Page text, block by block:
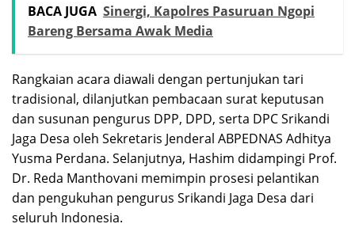
BACA JUGA Sinergi, Kapolres Pasuruan Ngopi
Bareng Bersama Awak Media
Rangkaian acara diawali dengan pertunjukan tari
tradisional, dilanjutkan pembacaan surat keputusan
dan susunan pengurus DPP, DPD, serta DPC Srikandi
Jaga Desa oleh Sekretaris Jenderal ABPEDNAS Adhitya
Yusma Perdana. Selanjutnya, Hashim didampingi Prof.
Dr. Reda Manthovani memimpin prosesi pelantikan
dan pengukuhan pengurus Srikandi Jaga Desa dari
seluruh Indonesia.